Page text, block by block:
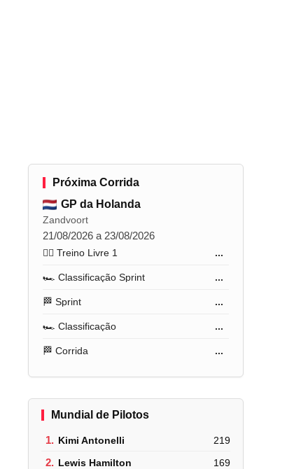
Próxima Corrida
GP da Holanda
Zandvoort
21/08/2026 a 23/08/2026
🏋️‍♂️ Treino Livre 1 ...
🏎️ Classificação Sprint ...
🏁 Sprint ...
🏎️ Classificação ...
🏁 Corrida ...
Mundial de Pilotos
1. Kimi Antonelli 219
2. Lewis Hamilton 169